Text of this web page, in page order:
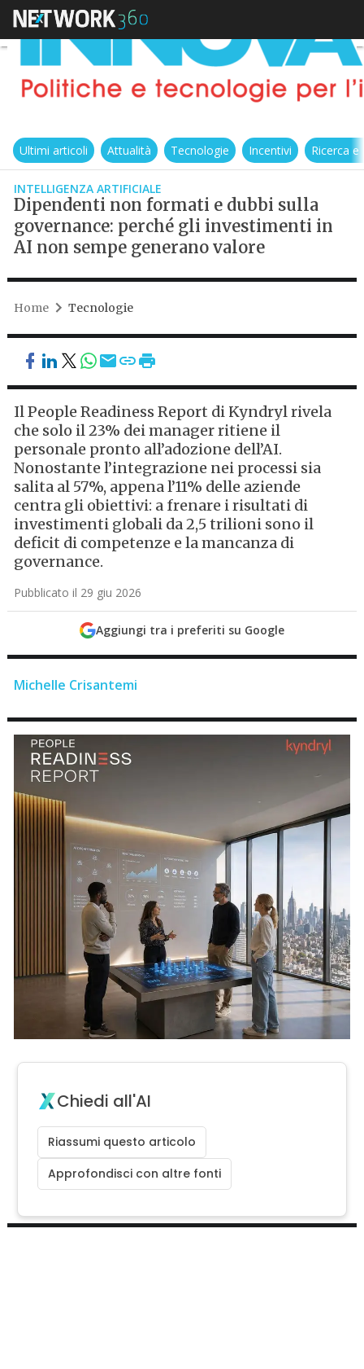
Ultimi articoli Attualità Tecnologie Incentivi Ricerca
INTELLIGENZA ARTIFICIALE
Dipendenti non formati e dubbi sulla
governance: perché gli investimenti in
AI non sempe generano valore
Home Tecnologie
Il People Readiness Report di Kyndryl rivela
che solo il 23% dei manager ritiene il
personale pronto all’adozione dell’AI.
Nonostante l’integrazione nei processi sia
salita al 57%, appena l’11% delle aziende
centra gli obiettivi: a frenare i risultati di
investimenti globali da 2,5 trilioni sono il
deficit di competenze e la mancanza di
governance.
Pubblicato il 29 giu 2026
Aggiungi tra i preferiti su Google
Michelle Crisantemi
Chiedi all'AI
Riassumi questo articolo
Approfondisci con altre fonti